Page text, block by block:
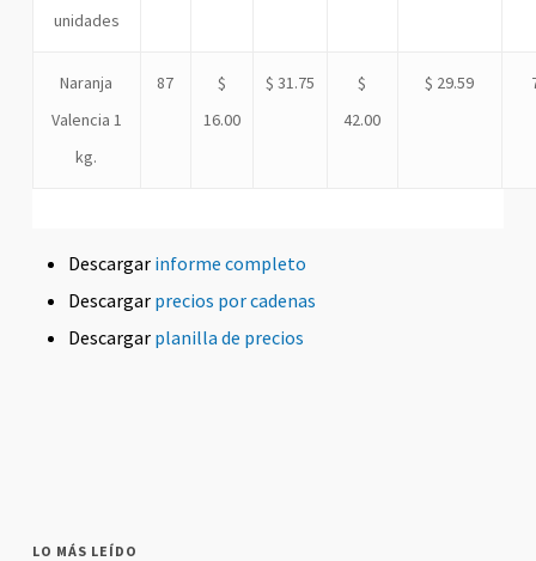
unidades
Naranja
Valencia 1
kg.
87
$
16.00
$ 31.75
$
42.00
$ 29.59
Descargar informe completo
Descargar precios por cadenas
Descargar planilla de precios
LO MÁS LEÍDO